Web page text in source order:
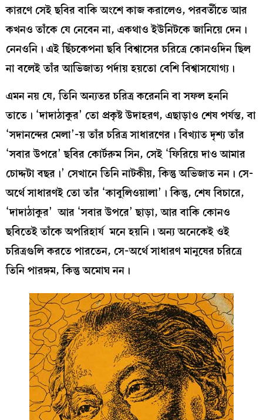
কারণে সেই ছবির বাকি অংশে কাজ করালেও, পরবর্তীতে আর
কখনও তাঁকে যে নেবেন না, একথাও ইউনিটকে জানিয়ে দেন।
নেনওনি। এই ছিঁচকেপনা ছবি বিশ্বাসের চরিত্রে কোনওদিন ছিল
না বলেই তাঁর আভিজাত্য পর্দায় হয়তো বেশি বিশ্বাসযোগ্য।
এমন নয় যে, তিনি অন্যতর চরিত্র করেননি বা সফল হননি
তাতে। ‘দাদাঠাকুর’ তো প্রকৃষ্ট উদাহরণ, এছাড়াও শেষ পর্যন্ত, বা
‘সদানন্দের মেলা’-য় তাঁর চরিত্র সাধারণের। বিখ্যাত দৃশ্য তাঁর
‘সবার উপরে’ ছবির কোর্টরুম সিন, সেই ‘ফিরিয়ে দাও আমার
চোদ্দটা বছর।’ সেখানে তিনি নাটকীয়, কিন্তু অভিজাত নন। সে-
অর্থে সাধারণই তো তাঁর ‘কাবুলিওয়ালা’। কিন্তু, শেষ বিচারে,
‘দাদাঠাকুর’ আর ‘সবার উপরে’ ছাড়া, আর বাকি কোনও
ছবিতেই তাঁকে অপরিহার্য মনে হয়নি। অন্য অনেকেই ওই
চরিত্রগুলি করতে পারতেন, সে-অর্থে সাধারণ মানুষের চরিত্রে
তিনি পারঙ্গম, কিন্তু অমোঘ নন।